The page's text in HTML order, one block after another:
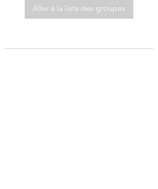
Aller à la liste des groupes